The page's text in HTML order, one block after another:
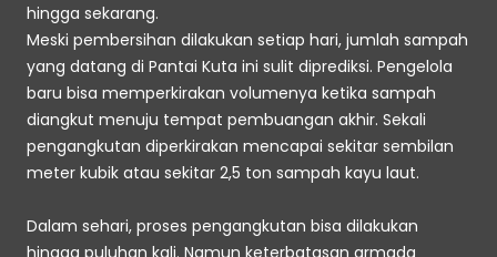
hingga sekarang.
Meski pembersihan dilakukan setiap hari, jumlah sampah
yang datang di Pantai Kuta ini sulit diprediksi. Pengelola
baru bisa memperkirakan volumenya ketika sampah
diangkut menuju tempat pembuangan akhir. Sekali
pengangkutan diperkirakan mencapai sekitar sembilan
meter kubik atau sekitar 2,5 ton sampah kayu laut.
Dalam sehari, proses pengangkutan bisa dilakukan
hingga puluhan kali. Namun keterbatasan armada